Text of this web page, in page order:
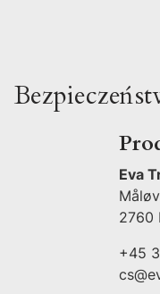
Eva
2760
+45